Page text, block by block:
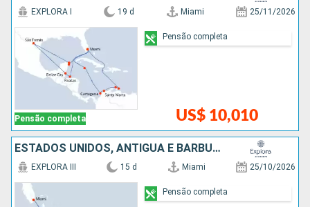
Pensão completa
EXPLORA I 19 d Miami 25/11/2026
US$ 10,010
Pensão completa
ESTADOS UNIDOS, ANTIGUA E BARBUDA, PORTO RICO, FRANCIA
EXPLORA III 15 d Miami 25/10/2026
Pensão completa